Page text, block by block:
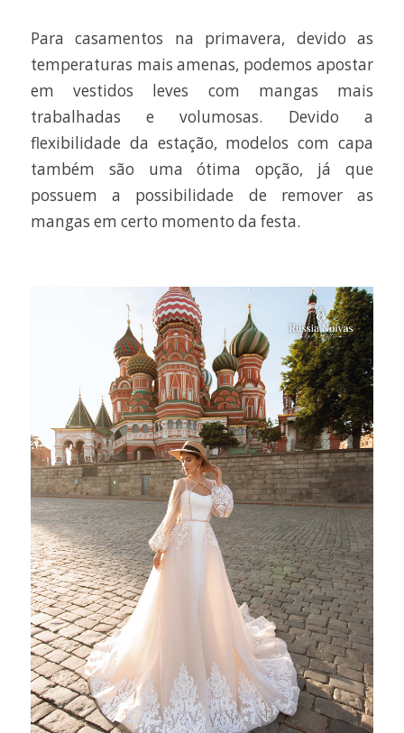
Para casamentos na primavera, devido as
temperaturas mais amenas, podemos apostar
em vestidos leves com mangas mais
trabalhadas e volumosas. Devido a
flexibilidade da estação, modelos com capa
também são uma ótima opção, já que
possuem a possibilidade de remover as
mangas em certo momento da festa.